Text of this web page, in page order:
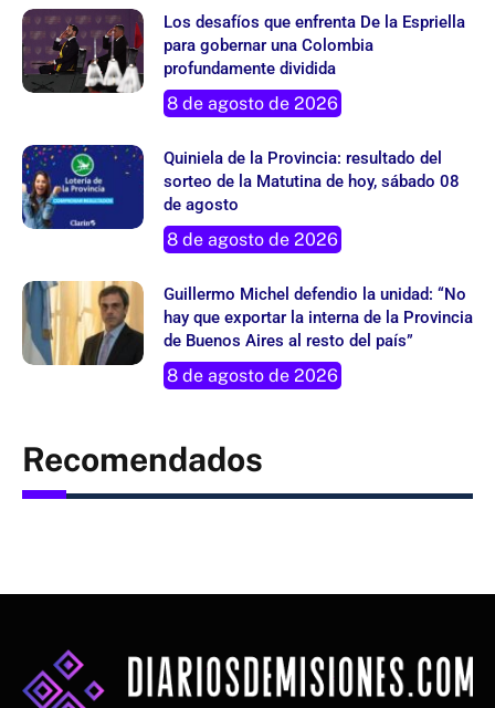
Los desafíos que enfrenta De la Espriella
para gobernar una Colombia
profundamente dividida
8 de agosto de 2026
Quiniela de la Provincia: resultado del
sorteo de la Matutina de hoy, sábado 08
de agosto
8 de agosto de 2026
Guillermo Michel defendio la unidad: “No
hay que exportar la interna de la Provincia
de Buenos Aires al resto del país”
8 de agosto de 2026
Recomendados